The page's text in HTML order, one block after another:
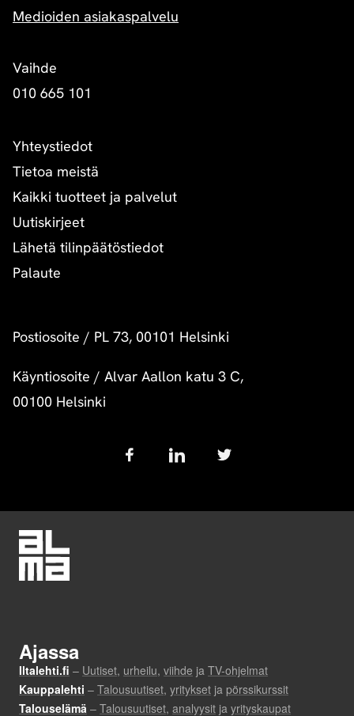
Medioiden asiakaspalvelu
Vaihde
010 665 101
Yhteystiedot
Tietoa meistä
Kaikki tuotteet ja palvelut
Uutiskirjeet
Lähetä tilinpäätöstiedot
Palaute
Postiosoite / PL 73, 00101 Helsinki
Käyntiosoite / Alvar Aallon katu 3 C,
00100 Helsinki